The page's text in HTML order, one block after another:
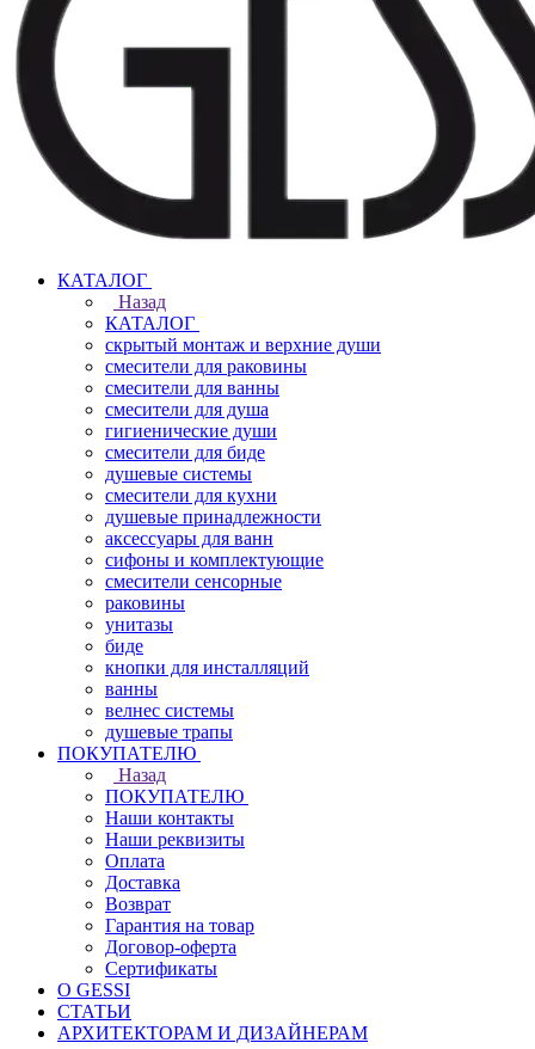
КАТАЛОГ
Назад
КАТАЛОГ
скрытый монтаж и верхние души
смесители для раковины
смесители для ванны
смесители для душа
гигиенические души
смесители для биде
душевые системы
смесители для кухни
душевые принадлежности
аксессуары для ванн
сифоны и комплектующие
смесители сенсорные
раковины
унитазы
биде
кнопки для инсталляций
ванны
велнес системы
душевые трапы
ПОКУПАТЕЛЮ
Назад
ПОКУПАТЕЛЮ
Наши контакты
Наши реквизиты
Оплата
Доставка
Возврат
Гарантия на товар
Договор-оферта
Сертификаты
О GESSI
СТАТЬИ
АРХИТЕКТОРАМ И ДИЗАЙНЕРАМ